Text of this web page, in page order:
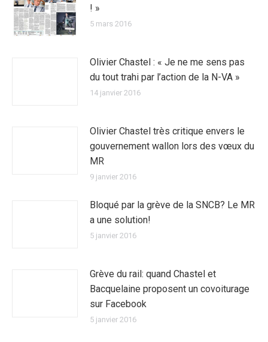
! »
5 mars 2016
Olivier Chastel : « Je ne me sens pas
du tout trahi par l’action de la N-VA »
14 janvier 2016
Olivier Chastel très critique envers le
gouvernement wallon lors des vœux du
MR
9 janvier 2016
Bloqué par la grève de la SNCB? Le MR
a une solution!
5 janvier 2016
Grève du rail: quand Chastel et
Bacquelaine proposent un covoiturage
sur Facebook
5 janvier 2016